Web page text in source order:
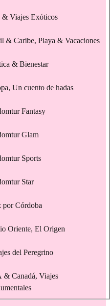
& Viajes Exóticos
& Caribe, Playa & Vacaciones
& Bienestar
Un cuento de hadas
Fantasy
Glam
Sports
Star
por Córdoba
Oriente, El Origen
del Peregrino
& Canadá, Viajes